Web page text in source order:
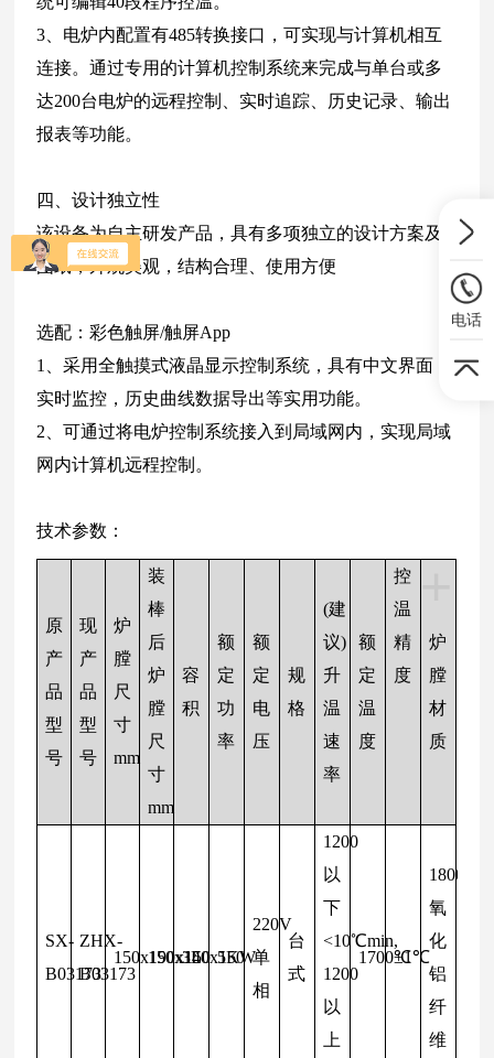
3、电炉内配置有485转换接口，可实现与计算机相互
连接。通过专用的计算机控制系统来完成与单台或多
达200台电炉的远程控制、实时追踪、历史记录、输出
报表等功能。
四、设计独立性
该设备为自主研发产品，具有多项独立的设计方案及
图纸，外观美观，结构合理、使用方便
选配：彩色触屏/触屏App
1、采用全触摸式液晶显示控制系统，具有中文界面，
实时监控，历史曲线数据导出等实用功能。
2、可通过将电炉控制系统接入到局域网内，实现局域
网内计算机远程控制。
技术参数：
原
产
品
型
号
现
产
品
型
号
炉
膛
尺
寸
mm
装
棒
后
炉
膛
尺
寸
mm
容
积
额
定
功
率
额
定
电
压
规
格
(建
议)
升
温
速
率
额
定
温
度
控
温
精
度
炉
膛
材
质
SX-
B03173
ZHX-
B03173
150x190x150
150x140x150
3L 5KW
220V
单
相
台
式
1200
以
下
<10℃min,
1200
以
上
1700℃±1℃
1800M
氧
化
铝
纤
维
电话